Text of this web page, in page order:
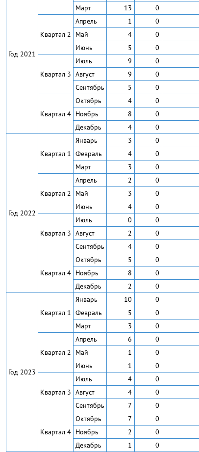
Год 2021
Март
13 0
Квартал 2
Апрель 1 0
Май
4 0
Июнь
5 0
Квартал 3
Июль 9 0
Август
9 0
Сентябрь
5 0
Квартал 4
Октябрь 4 0
Ноябрь
8 0
Декабрь
4 0
Год 2022
Квартал 1
Январь 3 0
Февраль
4 0
Март
3 0
Квартал 2
Апрель 2 0
Май
3 0
Июнь
4 0
Квартал 3
Июль 0 0
Август
2 0
Сентябрь
4 0
Квартал 4
Октябрь 5 0
Ноябрь
8 0
Декабрь
2 0
Год 2023
Квартал 1
Январь 10 0
Февраль
5 0
Март
3 0
Квартал 2
Апрель 6 0
Май
1 0
Июнь
1 0
Квартал 3
Июль 4 0
Август
4 0
Сентябрь
7 0
Квартал 4
Октябрь 7 0
Ноябрь
2 0
Декабрь
1 0